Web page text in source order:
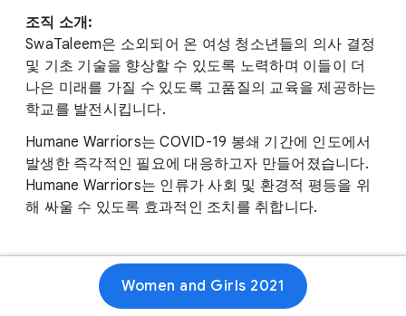
조직 소개:
SwaTaleem은 소외되어 온 여성 청소년들의 의사 결정
및 기초 기술을 향상할 수 있도록 노력하며 이들이 더
나은 미래를 가질 수 있도록 고품질의 교육을 제공하는
학교를 발전시킵니다.
Humane Warriors는 COVID-19 봉쇄 기간에 인도에서
발생한 즉각적인 필요에 대응하고자 만들어졌습니다.
Humane Warriors는 인류가 사회 및 환경적 평등을 위
해 싸울 수 있도록 효과적인 조치를 취합니다.
Women and Girls 2021